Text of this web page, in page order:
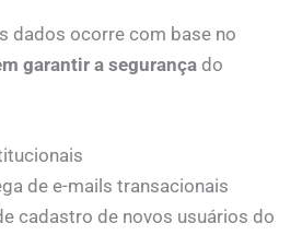
dados ocorre com base no
garantir a segurança do
de e-mails transacionais
cadastro de novos usuários do